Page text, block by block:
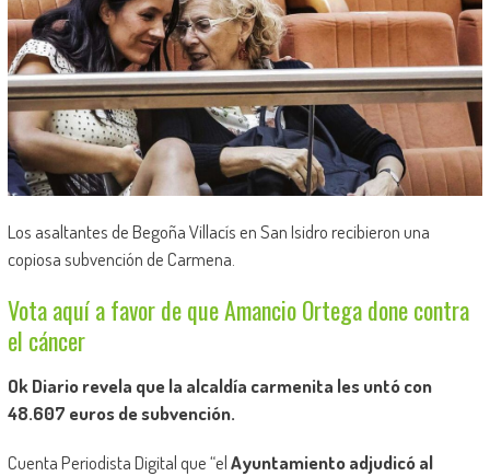
Los asaltantes de Begoña Villacís en San Isidro recibieron una
copiosa subvención de Carmena.
Vota aquí a favor de que Amancio Ortega done contra
el cáncer
Ok Diario revela que la alcaldía carmenita les untó con
48.607 euros de subvención.
Cuenta Periodista Digital que “elAyuntamiento adjudicó al